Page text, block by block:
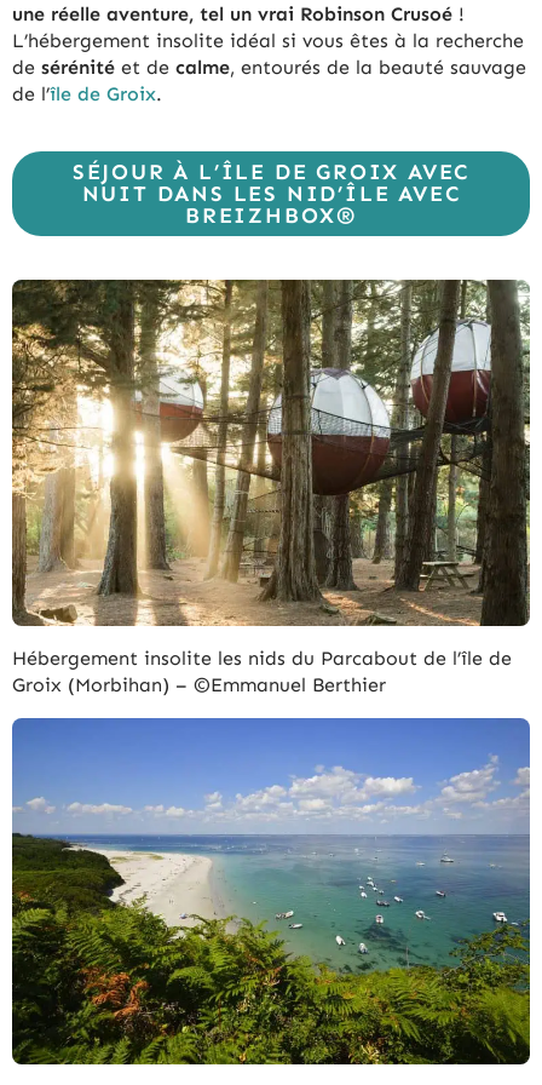
une réelle aventure, tel un vrai Robinson Crusoé !
L’hébergement insolite idéal si vous êtes à la recherche
de sérénité et de calme, entourés de la beauté sauvage
de l’île de Groix.
SÉJOUR À L’ÎLE DE GROIX AVEC
NUIT DANS LES NID’ÎLE AVEC
BREIZHBOX®
Hébergement insolite les nids du Parcabout de l’île de
Groix (Morbihan) – ©Emmanuel Berthier